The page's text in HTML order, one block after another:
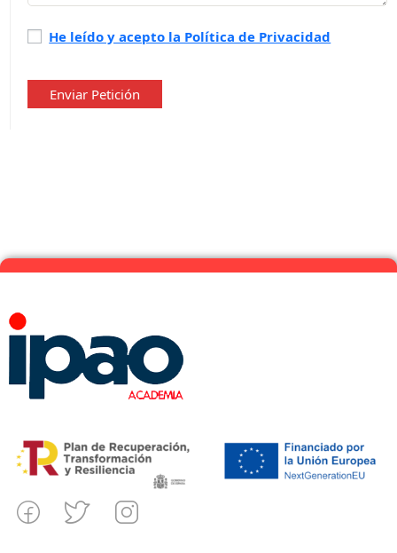
Política
privacidad*
He leído y acepto la Política de Privacidad
Enviar Petición